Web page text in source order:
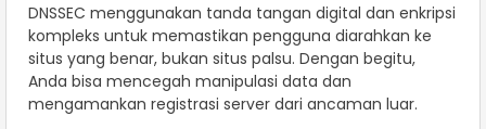
DNSSEC menggunakan tanda tangan digital dan enkripsi
kompleks untuk memastikan pengguna diarahkan ke
situs yang benar, bukan situs palsu. Dengan begitu,
Anda bisa mencegah manipulasi data dan
mengamankan registrasi server dari ancaman luar.